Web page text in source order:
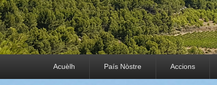
Acuèlh País Nòstre Accions